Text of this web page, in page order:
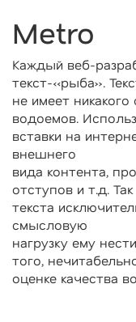
Metro
Каждый веб-
текст-«рыба».
не имеет
водоемов.
вставки на
внешнего
вида контента,
отступов и т.д.
текста
смысловую
нагрузку ему
того,
оценке качества